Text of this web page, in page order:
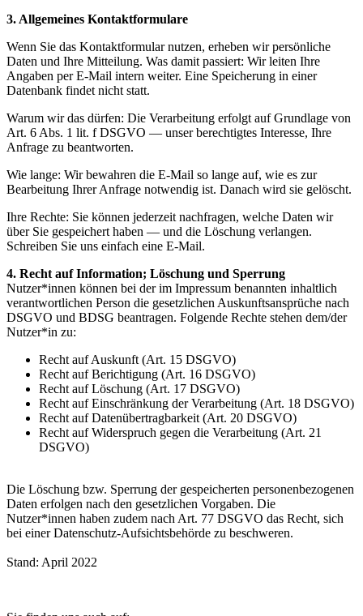
3. Allgemeines Kontaktformulare
Wenn Sie das Kontaktformular nutzen, erheben wir persönliche
Daten und Ihre Mitteilung. Was damit passiert: Wir leiten Ihre
Angaben per E-Mail intern weiter. Eine Speicherung in einer
Datenbank findet nicht statt.
Warum wir das dürfen: Die Verarbeitung erfolgt auf Grundlage von
Art. 6 Abs. 1 lit. f DSGVO — unser berechtigtes Interesse, Ihre
Anfrage zu beantworten.
Wie lange: Wir bewahren die E-Mail so lange auf, wie es zur
Bearbeitung Ihrer Anfrage notwendig ist. Danach wird sie gelöscht.
Ihre Rechte: Sie können jederzeit nachfragen, welche Daten wir
über Sie gespeichert haben — und die Löschung verlangen.
Schreiben Sie uns einfach eine E-Mail.
4. Recht auf Information; Löschung und Sperrung
Nutzer*innen können bei der im Impressum benannten inhaltlich
verantwortlichen Person die gesetzlichen Auskunftsansprüche nach
DSGVO und BDSG beantragen. Folgende Rechte stehen dem/der
Nutzer*in zu:
Recht auf Auskunft (Art. 15 DSGVO)
Recht auf Berichtigung (Art. 16 DSGVO)
Recht auf Löschung (Art. 17 DSGVO)
Recht auf Einschränkung der Verarbeitung (Art. 18 DSGVO)
Recht auf Datenübertragbarkeit (Art. 20 DSGVO)
Recht auf Widerspruch gegen die Verarbeitung (Art. 21
DSGVO)
Die Löschung bzw. Sperrung der gespeicherten personenbezogenen
Daten erfolgen nach den gesetzlichen Vorgaben. Die
Nutzer*innen haben zudem nach Art. 77 DSGVO das Recht, sich
bei einer Datenschutz-Aufsichtsbehörde zu beschweren.
Stand: April 2022